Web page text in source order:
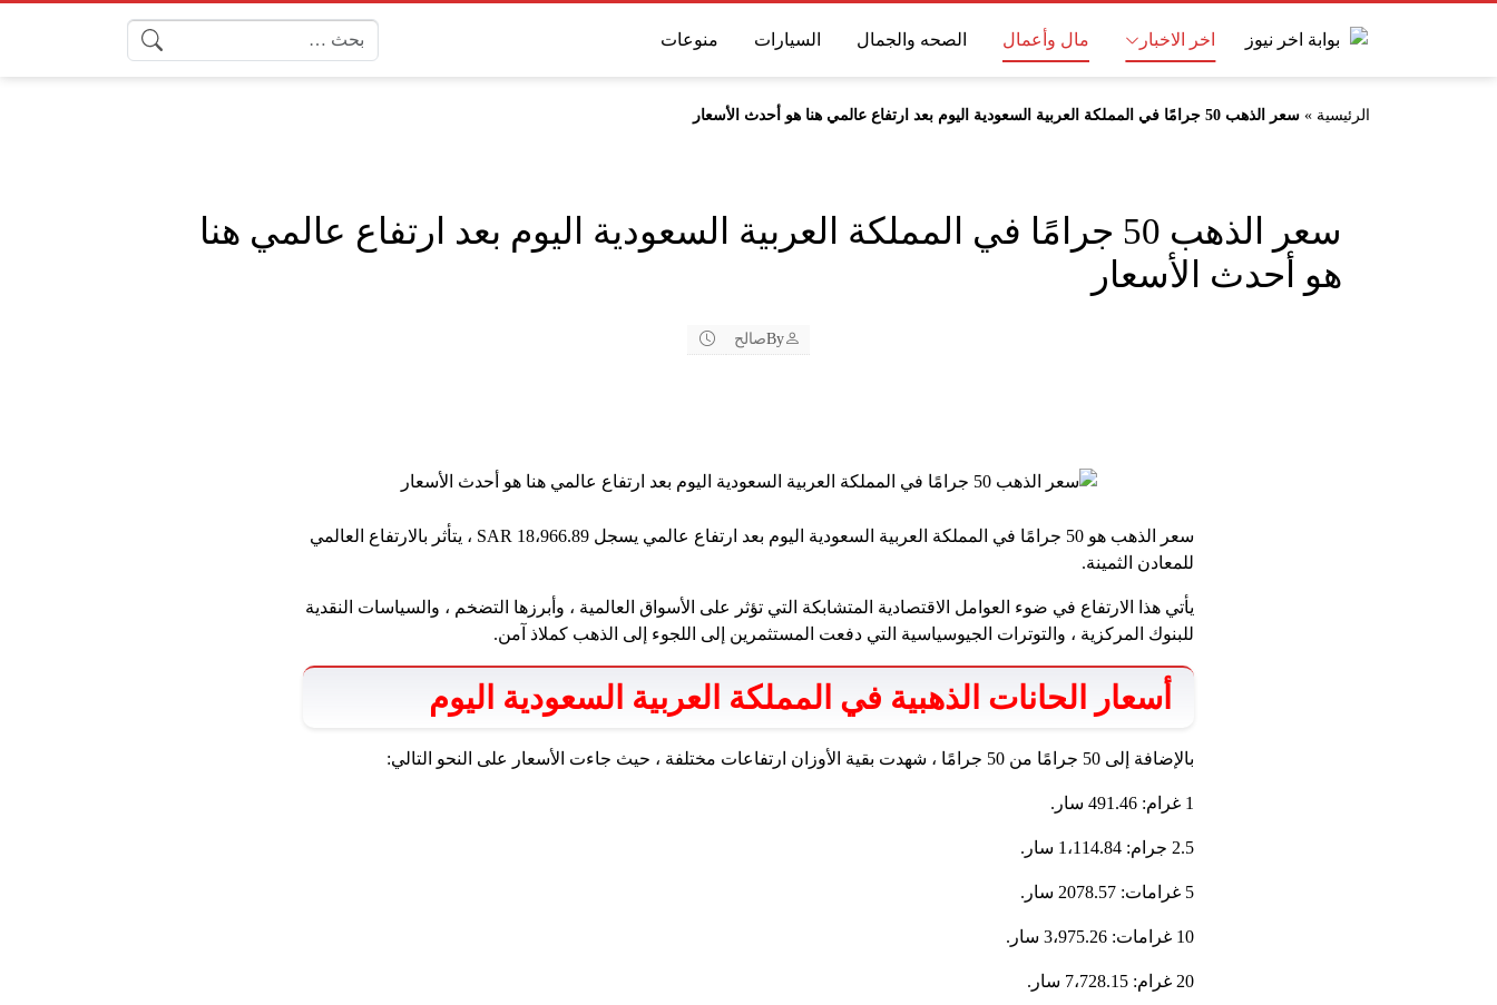
اخر الاخبار مال وأعمال الصحه والجمال السيارات منوعات
الرئيسية »سعر الذهب 50 جرامًا في المملكة العربية السعودية اليوم بعد ارتفاع عالمي هنا هو أحدث الأسعار
سعر الذهب 50 جرامًا في المملكة العربية السعودية اليوم بعد ارتفاع عالمي هنا
هو أحدث الأسعار
Byصالح
سعر الذهب هو 50 جرامًا في المملكة العربية السعودية اليوم بعد ارتفاع عالمي يسجل 18،966.89 SAR ، يتأثر بالارتفاع العالمي
للمعادن الثمينة.
يأتي هذا الارتفاع في ضوء العوامل الاقتصادية المتشابكة التي تؤثر على الأسواق العالمية ، وأبرزها التضخم ، والسياسات النقدية
للبنوك المركزية ، والتوترات الجيوسياسية التي دفعت المستثمرين إلى اللجوء إلى الذهب كملاذ آمن.
أسعار الحانات الذهبية في المملكة العربية السعودية اليوم
بالإضافة إلى 50 جرامًا من 50 جرامًا ، شهدت بقية الأوزان ارتفاعات مختلفة ، حيث جاءت الأسعار على النحو التالي:
1 غرام: 491.46 سار.
2.5 جرام: 1،114.84 سار.
5 غرامات: 2078.57 سار.
10 غرامات: 3،975.26 سار.
20 غرام: 7،728.15 سار.